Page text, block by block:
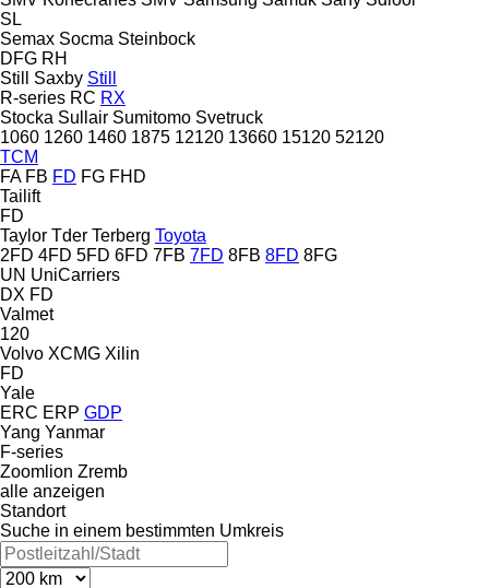
SL
Semax Socma Steinbock
DFG RH
Still Saxby Still
R-series RC RX
Stocka Sullair Sumitomo Svetruck
1060 1260 1460 1875 12120 13660 15120 52120
TCM
FA FB FD FG FHD
Tailift
FD
Taylor Tder Terberg Toyota
2FD 4FD 5FD 6FD 7FB 7FD 8FB 8FD 8FG
UN UniCarriers
DX FD
Valmet
120
Volvo XCMG Xilin
FD
Yale
ERC ERP GDP
Yang Yanmar
F-series
Zoomlion Zremb
alle anzeigen
Standort
Suche in einem bestimmten Umkreis